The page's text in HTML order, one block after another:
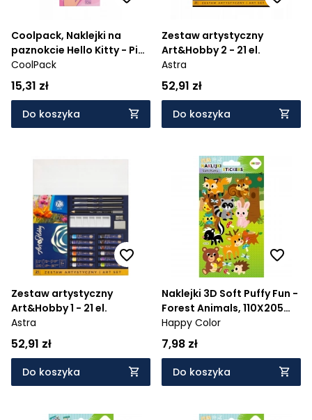
Coolpack, Naklejki na
paznokcie Hello Kitty - Pink
1 (10791PTR)
CoolPack
15,31 zł
Do koszyka
Zestaw artystyczny
Art&Hobby 2 - 21 el.
Astra
52,91 zł
Do koszyka
Zestaw artystyczny
Art&Hobby 1 - 21 el.
Astra
52,91 zł
Do koszyka
Naklejki 3D Soft Puffy Fun -
Forest Animals, 110X205
mm, Happy Color
Happy Color
7,98 zł
Do koszyka